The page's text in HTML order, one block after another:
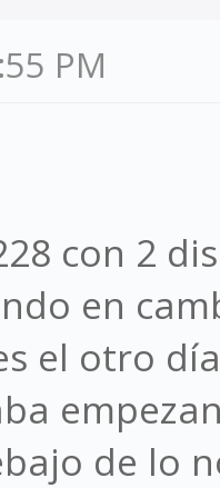
PM
con 2
en
el otro
de lo